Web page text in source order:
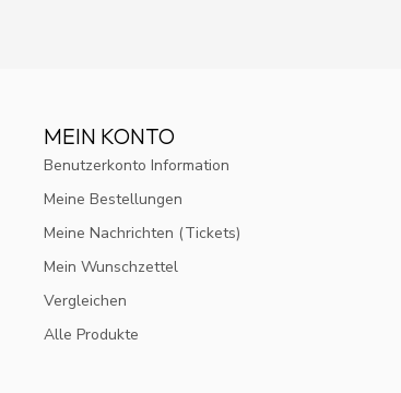
MEIN KONTO
Benutzerkonto Information
Meine Bestellungen
Meine Nachrichten (Tickets)
Mein Wunschzettel
Vergleichen
Alle Produkte